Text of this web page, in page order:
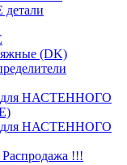
(DK)
для НАСТЕННОГО
для НАСТЕННОГО
!!!